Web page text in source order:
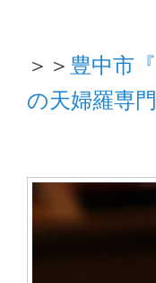
＞＞ 豊中市
の天婦羅専